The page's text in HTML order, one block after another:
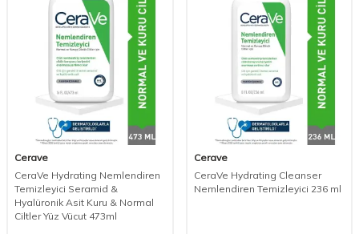
Cerave
CeraVe Hydrating Nemlendiren
Temizleyici Seramid &
Hyalüronik Asit Kuru & Normal
Ciltler Yüz Vücut 473ml
Cerave
CeraVe Hydrating Cleanser
Nemlendiren Temizleyici 236 ml